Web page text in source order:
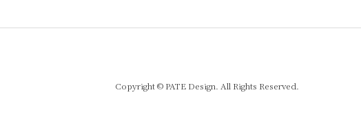
Copyright © PATE Design. All Rights Reserved.